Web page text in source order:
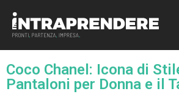
Coco Chanel: Icona di
Pantaloni per Donna e il